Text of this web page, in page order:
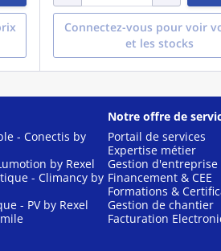
Connectez-vous pour voir
et les stocks
- Conectis by
by Rexel
- Climancy by
- PV by Rexel
Notre offre de
Portail de services
Expertise métier
Gestion d'entreprise
Financement & CEE
Formations &
Gestion de chantier
Facturation